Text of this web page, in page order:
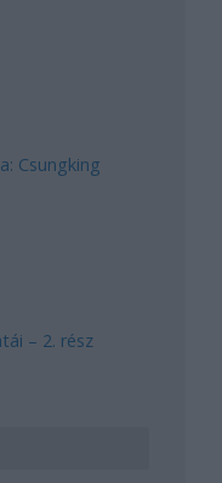
Csungking
– 2. rész